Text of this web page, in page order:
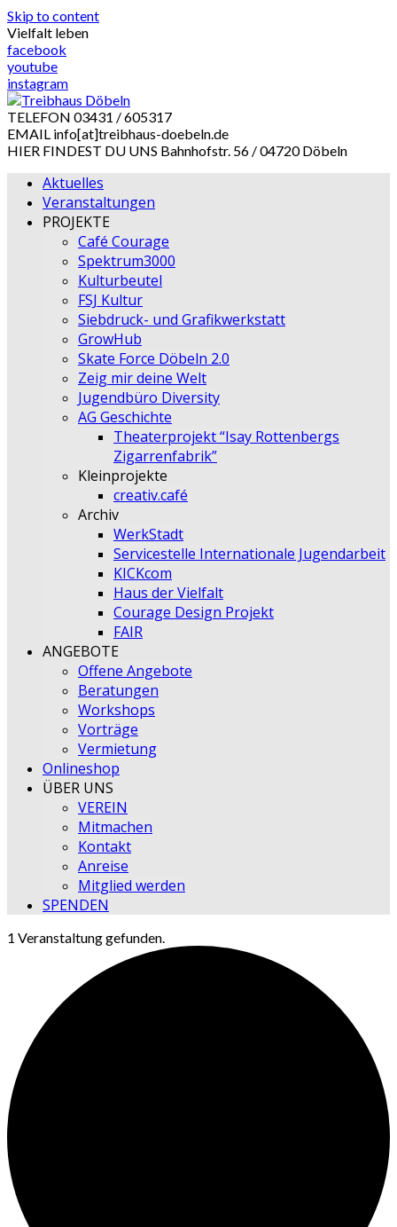
Skip to content
Vielfalt leben
facebook
youtube
instagram
TELEFON 03431 / 605317
EMAIL info[at]treibhaus-doebeln.de
HIER FINDEST DU UNS Bahnhofstr. 56 / 04720 Döbeln
Aktuelles
Veranstaltungen
PROJEKTE
Café Courage
Spektrum3000
Kulturbeutel
FSJ Kultur
Siebdruck- und Grafikwerkstatt
GrowHub
Skate Force Döbeln 2.0
Zeig mir deine Welt
Jugendbüro Diversity
AG Geschichte
Theaterprojekt “Isay Rottenbergs
Zigarrenfabrik”
Kleinprojekte
creativ.café
Archiv
WerkStadt
Servicestelle Internationale Jugendarbeit
KICKcom
Haus der Vielfalt
Courage Design Projekt
FAIR
ANGEBOTE
Offene Angebote
Beratungen
Workshops
Vorträge
Vermietung
Onlineshop
ÜBER UNS
VEREIN
Mitmachen
Kontakt
Anreise
Mitglied werden
SPENDEN
1 Veranstaltung gefunden.